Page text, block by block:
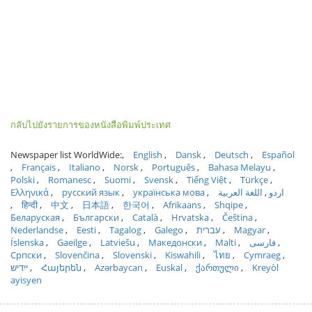
กลับไปยังรายการของหนังสือพิมพ์ประเทศ
Newspaper list WorldWide: English Dansk Deutsch
Español
Français
Italiano Norsk Português
Bahasa Melayu
Polski
Romanesc Suomi Svensk Tiếng Việt
Türkçe
Ελληνικά
русский язык українська мова اردو
اللغة العربية
हिन्दी
中文 日本語 한국어 Afrikaans
Shqipe
Беларуская
Български Català Hrvatska
Čeština
Nederlandse
Eesti Tagalog Galego עברית
Magyar
Íslenska
Gaeilge Latviešu Македонски Malti
فارسی
Српски
Slovenčina Slovenski Kiswahili ไทย
Cymraeg
ייִדיש
Հայերեն Azərbaycan Euskal ქართული
Kreyòl
ayisyen